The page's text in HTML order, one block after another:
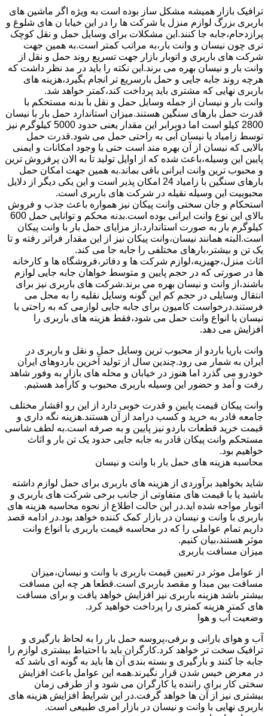
ترافیک بازار همیشه مشکل ساز بوده است به ویژه اگر ماشین های
باربری بزرگ لوازم منزل یا شرکت ها را در این خیابا ن های شلوغ و
پرازدحام،جابه جا کنند.این مشکلات برای وسایل حمل و نقل کوچک
تری چون نیسان و وانت بار،به مراتب کمتر است.به همین جهت
شرکت های باربری و اتوبار بازار جهت تسریع روند حمل و نقل از
وانت بار و نیسان بهره می برند.این نکته را باید در مد نظر داشت که
هرچه روند جابه جایی و حمل بارسریع تر انجام بگیرد،هزینه های
باربری نهایی که مشتری باید پرداخت کند،کمتر خواهد شد.
وانت بار و نیسان از جمله وسایل حمل و نقل با بدنه مستحکم با
قدرت حمل بارهای سنگین هستند.میزان استاندارد حمل بار با نیسان
2800 کیلو است اما دوبرابر این مقدار یعنی حدود 5000 کیلوگرم نیز
توسط زامیاد یا نیسان آبی به راحتی حمل می شود.قدرت حمل
بالایی که نیسان از آن بهره مند است حتی با وجود امکانات و ایمنی
پایین این وسیله،باعث شده که از اوایل تولید تا به الان پرفروش ترین
و محبوب ترین وانت ایرانی باقی بماند.به همین جهت امکان حمل
بارهای سنگین با زامیاد 24 امکان پذیر است و این یکی دیگر از دلایل
محبوبیت این وسیله نقیله در شرکت های باربری است.
استحکام و جان سختی وانت پیکان نیز همواره باعث جذب و فروش
بالای این نوع وانت ایرانی بوده است.بدنه محکم و توانایی حمل 600
کیلوگرم بار به صورت استاندارد،از مزایای حمل بار با وانت پیکان
است.البته همانند نیسان،وانت پیکان نیز از این مقدار فراتر رفته و تا
یک تن و بیشتر،بارهای مختلفی را جابه جا می کند.
اثاث منزل،جهیزیه،لوازم شرکت ها و دفاتر،فروشگاه ها و کارخانه
ها در صورتی که در حجم پایین و متوسط خواهان جابه جایی لوازم
باشند،از وانت و نیسان بهره می برند.شرکت های باربری نیز برای
انتقال وسایلی در حجم کم این گونه وسایل نقلیه را به محل می
فرستند.درخواست کامیون برای جابه جایی لوازمی که به راحتی با
نیسان یا انواع وانت حمل می شود،فقط هزینه های باربری را
افزایش می دهد.
وانت باریا باردو از محبوب ترین وسایل حمل و نقل و باربری در
ایران به شمار می رود.چندین سال از تولید آخرین باردوهای ایران
خودرو می گذرد اما هنوز در خیابان و محله های بازار به وفور شاهد
رفت و آمد و حضور این وسیله باربری محبوب و کارآمد هستیم.
وانت پیکان قیمت پایین و قدرت خوبی دارد از این رو اقشار مختلف
جامعه قادر به خرید و کسب درامد از آن هستند.هزینه نگه داری و
قیمت خرید قطعات باردو نیز پایین و به صرفه است.به لطف شاسی
مستحکم وانت پیکان قادر به جابه جایی حدود یک تن بار و اثاث
خواهیم بود.
محاسبه هزینه های حمل بار با وانت و نیسان
شاید بخواهید برآوردی از هزینه های باربری برای حمل لوازم داشته
باشید یا با قیمت های متفاوتی از جانب برخی شرکت های باربری و
اتوبار مواجه شده اید.در این حالت اطلاع از نحوه محاسبه هزینه های
باربری با وانت و نیسان در بازار کمک کننده خواهد بود.در ادامه قصد
داریم تمام عواملی را که در محاسبه قیمت باربری با انواع وانت
موثر هستند،بیان کنیم.
میزان مسافت باربری
از عوامل موثر در تعیین قیمت باربری با وانت و نیسان،میزان
مسافت بین مبدا و مقصد باربری است.قطعا هر چه این مسافت
بیشتر باشد هزینه باربری نیز افزایش خواهد یافت و برای مسافت
های کمتر هزینه کمتری را پرداخت خواهید کرد.
وضعیت آب و هوا
آب و هوای بارانی و برفی،پروسه حمل بار را به لحاظ بارگیری و
ترافیک سخت تر خواهد کرد.کارگران باید با احتیاط بیشتری لوازم را
جابه جا کنند و بارگیری و بسته بندی آن ها باید به گونه ای باشد که
در معرض خیس شدن قرار نگیرند.همه این عوامل باعث افزایش
سختی کار برای راننده یا کارگران می شود و از طرفی زمان
بیشتری نیز از آن ها خواهد گرفت.در این شرایط افزایش هزینه های
باربری نهایی با وانت و نیسان در بازار امری طبیعی است.